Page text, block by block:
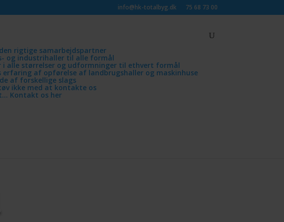
info@hk-totalbyg.dk 75 68 73 00
rigtige samarbejdspartner
og industrihaller til alle formål
i alle størrelser og udformninger til ethvert formål
erfaring af opførelse af landbrugshaller og maskinhuse
af forskellige slags
ikke med at kontakte os
Kontakt os her